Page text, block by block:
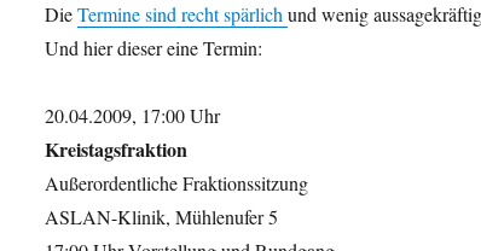
DieTermine sind recht spärlichund wenig
Und hier dieser eine Termin:
20.04.2009, 17:00 Uhr
Kreistagsfraktion
Außerordentliche Fraktionssitzung
ASLAN-Klinik, Mühlenufer 5